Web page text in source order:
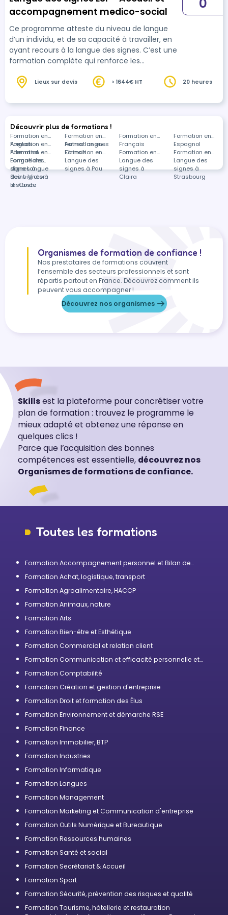
accompagnement medico-social
Ce programme atteste du niveau de langue
d’un individu, et de sa capacité à travailler, en
ayant recours à la langue des signes. C’est une
formation complète qui renforce les
procurant aux participants une perspective
domaine. Maîtriser la langue des signes
professionnel, contribue à favoriser l'inclusion
des personnes sourdes et malentendantes,
permettre l'a…
Lieux sur devis > 1644€ HT 20 heures
Découvrir plus de formations !
Formation en
Anglais
Formation en
Autres langues
Formation en
Français
Formation en
Espagnol
Formation en
Allemand
Formation en
Chinois
Formation en
Langue des
signes à
Saint-Victor-
la-Coste
Formation en
Langue des
signes à Pau
Formation en
Langue des
signes à
Claira
Formation en
Langue des
signes à
Strasbourg
Formations
dans Langue
des signes à
distance
Organismes de formation de confiance !
Nos prestataires de formations couvrent
l’ensemble des secteurs professionnels et sont
répartis partout en France. Découvrez comment ils
peuvent vous accompagner !
Découvrez nos organismes
Skillsest la plateforme pour concrétiser votre
plan de formation : trouvez le programme le
mieux adapté et obtenez une réponse en
quelques clics !
Parce que l’acquisition des bonnes
compétences est essentielle, découvrez nos
Organismes de formations de confiance.
Toutes les formations
Formation Accompagnement personnel et Bilan de
Formation Achat, logistique, transport
Formation Agroalimentaire, HACCP
Formation Animaux, nature
Formation Arts
Formation Bien-être et Esthétique
Formation Commercial et relation client
Formation Communication et efficacité personnelle et
Formation Comptabilité
Formation Création et gestion d'entreprise
Formation Droit et formation des Élus
Formation Environnement et démarche RSE
Formation Finance
Formation Immobilier, BTP
Formation Industries
Formation Informatique
Formation Langues
Formation Management
Formation Marketing et Communication d'entreprise
Formation Outils Numérique et Bureautique
Formation Ressources humaines
Formation Santé et social
Formation Secrétariat & Accueil
Formation Sport
Formation Sécurité, prévention des risques et qualité
Formation Tourisme, hôtellerie et restauration